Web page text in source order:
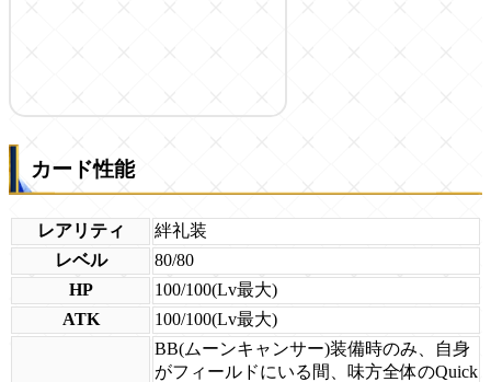
カード性能
レアリティ
絆礼装
レベル
80/80
HP
100/100(Lv最大)
ATK
100/100(Lv最大)
BB(ムーンキャンサー)装備時のみ、自身
がフィールドにいる間、味方全体のQuick